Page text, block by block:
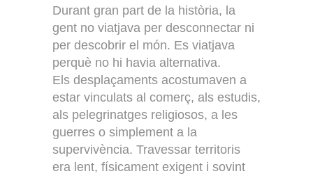
Durant gran part de la història, la
gent no viatjava per desconnectar ni
per descobrir el món. Es viatjava
perquè no hi havia alternativa.
Els desplaçaments acostumaven a
estar vinculats al comerç, als estudis,
als pelegrinatges religiosos, a les
guerres o simplement a la
supervivència. Travessar territoris
era lent, físicament exigent i sovint